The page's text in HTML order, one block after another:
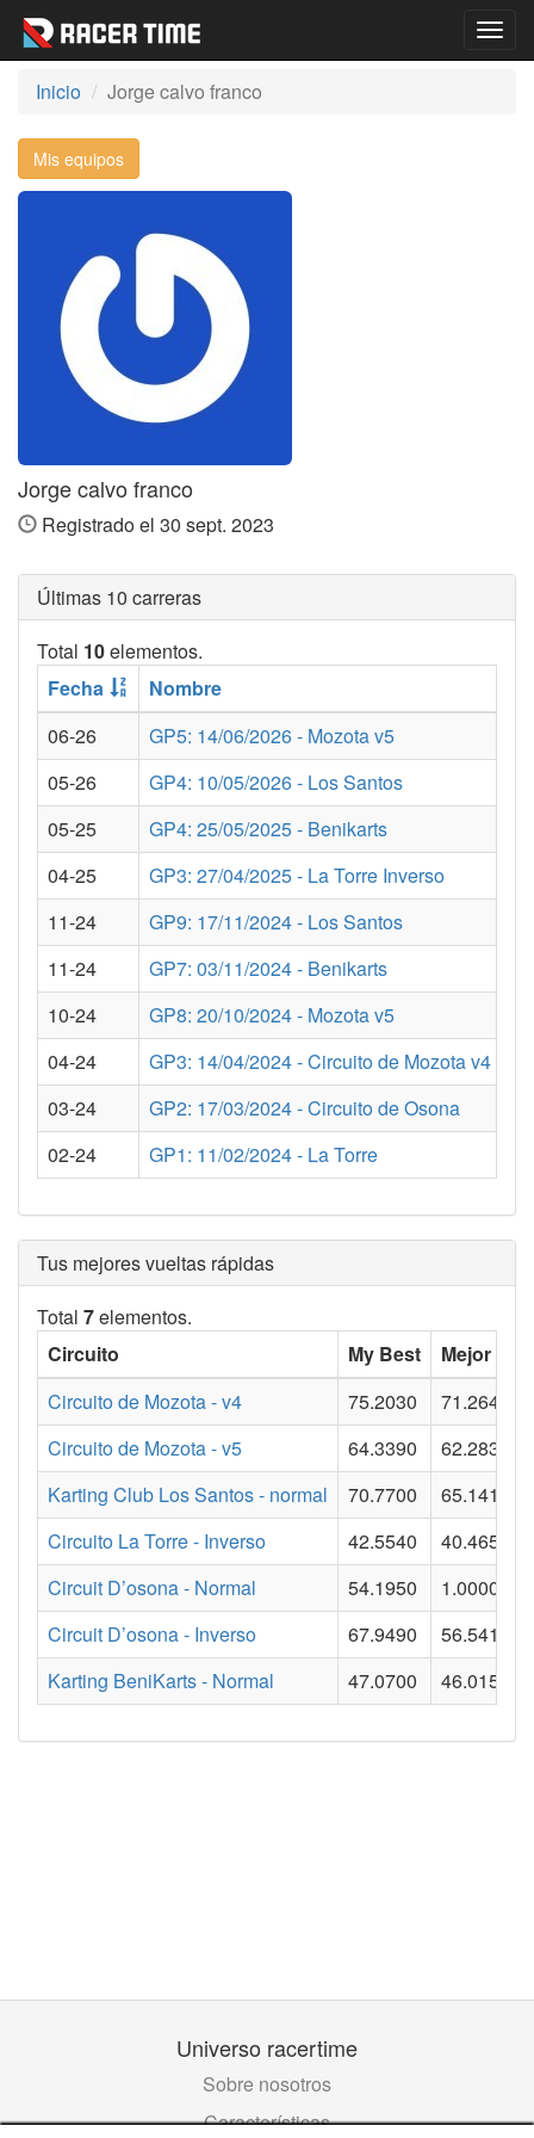
Inicio
Jorge calvo franco
Mis equipos
Jorge calvo franco
Registrado el 30 sept. 2023
Últimas 10 carreras
Total 10elementos.
Fecha
Nombre
06-26
GP5: 14/06/2026 - Mozota v5
05-26
GP4: 10/05/2026 - Los Santos
05-25
GP4: 25/05/2025 - Benikarts
04-25
GP3: 27/04/2025 - La Torre Inverso
11-24
GP9: 17/11/2024 - Los Santos
11-24
GP7: 03/11/2024 - Benikarts
10-24
GP8: 20/10/2024 - Mozota v5
04-24
GP3: 14/04/2024 - Circuito de Mozota v4
03-24
GP2: 17/03/2024 - Circuito de Osona
02-24
GP1: 11/02/2024 - La Torre
Tus mejores vueltas rápidas
Total 7elementos.
Circuito
My Best
Mejor
Circuito de Mozota - v4
75.2030
71.2640
Circuito de Mozota - v5
64.3390
62.2830
Karting Club Los Santos - normal
70.7700
65.1410
Circuito La Torre - Inverso
42.5540
40.4650
Circuit D’osona - Normal
54.1950
1.0000
Circuit D’osona - Inverso
67.9490
56.5410
Karting BeniKarts - Normal
47.0700 46.0150
Universo racertime
Sobre nosotros
Características